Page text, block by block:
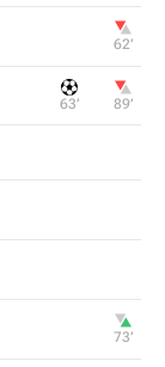
62‎’‎
63‎’‎ 89‎’‎
73‎’‎